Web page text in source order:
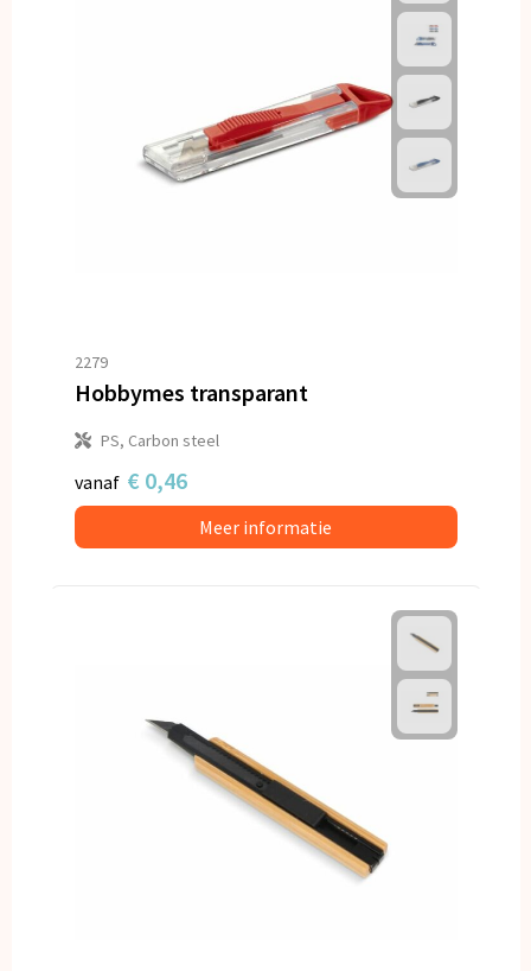
2279
Hobbymes transparant
PS, Carbon steel
vanaf € 0,46
Meer informatie